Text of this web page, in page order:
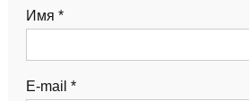
Имя *
E-mail *